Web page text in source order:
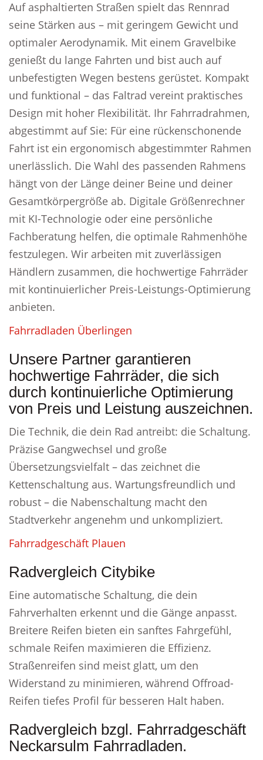
Auf asphaltierten Straßen spielt das Rennrad
seine Stärken aus – mit geringem Gewicht und
optimaler Aerodynamik. Mit einem Gravelbike
genießt du lange Fahrten und bist auch auf
unbefestigten Wegen bestens gerüstet. Kompakt
und funktional – das Faltrad vereint praktisches
Design mit hoher Flexibilität. Ihr Fahrradrahmen,
abgestimmt auf Sie: Für eine rückenschonende
Fahrt ist ein ergonomisch abgestimmter Rahmen
unerlässlich. Die Wahl des passenden Rahmens
hängt von der Länge deiner Beine und deiner
Gesamtkörpergröße ab. Digitale Größenrechner
mit KI-Technologie oder eine persönliche
Fachberatung helfen, die optimale Rahmenhöhe
festzulegen. Wir arbeiten mit zuverlässigen
Händlern zusammen, die hochwertige Fahrräder
mit kontinuierlicher Preis-Leistungs-Optimierung
anbieten.
Fahrradladen Überlingen
Unsere Partner garantieren
hochwertige Fahrräder, die sich
durch kontinuierliche Optimierung
von Preis und Leistung auszeichnen.
Die Technik, die dein Rad antreibt: die Schaltung.
Präzise Gangwechsel und große
Übersetzungsvielfalt – das zeichnet die
Kettenschaltung aus. Wartungsfreundlich und
robust – die Nabenschaltung macht den
Stadtverkehr angenehm und unkompliziert.
Fahrradgeschäft Plauen
Radvergleich Citybike
Eine automatische Schaltung, die dein
Fahrverhalten erkennt und die Gänge anpasst.
Breitere Reifen bieten ein sanftes Fahrgefühl,
schmale Reifen maximieren die Effizienz.
Straßenreifen sind meist glatt, um den
Widerstand zu minimieren, während Offroad-
Reifen tiefes Profil für besseren Halt haben.
Radvergleich bzgl. Fahrradgeschäft
Neckarsulm Fahrradladen.